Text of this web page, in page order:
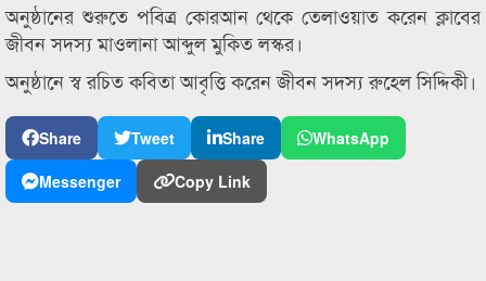
অনুষ্ঠানের শুরুতে পবিত্র কোরআন থেকে তেলাওয়াত করেন ক্লাবের
জীবন সদস্য মাওলানা আব্দুল মুকিত লস্কর।
অনুষ্ঠানে স্ব রচিত কবিতা আবৃত্তি করেন জীবন সদস্য রুহেল সিদ্দিকী।
Share Tweet Share
WhatsApp
Messenger
Copy Link